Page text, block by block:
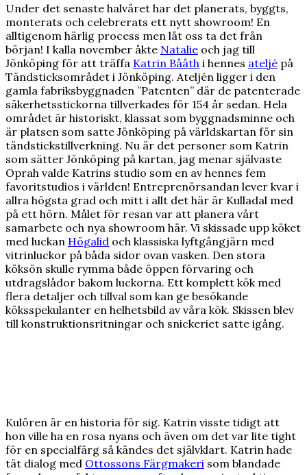
Under det senaste halvåret har det planerats, byggts,
monterats och celebrerats ett nytt showroom! En
alltigenom härlig process men låt oss ta det från
början! I kalla november åkte Natalie och jag till
Jönköping för att träffa Katrin Bååth i hennes ateljé på
Tändsticksområdet i Jönköping. Ateljén ligger i den
gamla fabriksbyggnaden ”Patenten” där de patenterade
säkerhetsstickorna tillverkades för 154 år sedan. Hela
området är historiskt, klassat som byggnadsminne och
är platsen som satte Jönköping på världskartan för sin
tändstickstillverkning. Nu är det personer som Katrin
som sätter Jönköping på kartan, jag menar självaste
Oprah valde Katrins studio som en av hennes fem
favoritstudios i världen! Entreprenörsandan lever kvar i
allra högsta grad och mitt i allt det här är Kulladal med
på ett hörn. Målet för resan var att planera vårt
samarbete och nya showroom här. Vi skissade upp köket
med luckan Högalid och klassiska lyftgångjärn med
vitrinluckor på båda sidor ovan vasken. Den stora
köksön skulle rymma både öppen förvaring och
utdragslådor bakom luckorna. Ett komplett kök med
flera detaljer och tillval som kan ge besökande
köksspekulanter en helhetsbild av våra kök. Skissen blev
till konstruktionsritningar och snickeriet satte igång.
Kulören är en historia för sig. Katrin visste tidigt att
hon ville ha en rosa nyans och även om det var lite tight
för en specialfärg så kändes det självklart. Katrin hade
tät dialog med Ottossons Färgmakeri som blandade